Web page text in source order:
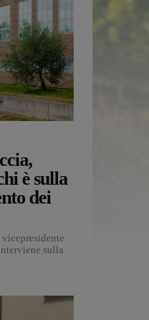
è sulla
dei
sulla